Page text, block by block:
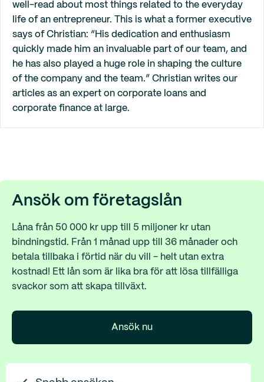
well-read about most things related to the everyday
life of an entrepreneur. This is what a former executive
says of Christian: “His dedication and enthusiasm
quickly made him an invaluable part of our team, and
he has also played a huge role in shaping the culture
of the company and the team.” Christian writes our
articles as an expert on corporate loans and
corporate finance at large.
Ansök om företagslån
Låna från 50 000 kr upp till 5 miljoner kr utan
bindningstid. Från 1 månad upp till 36 månader och
betala tillbaka i förtid när du vill - helt utan extra
kostnad! Ett lån som är lika bra för att lösa tillfälliga
svackor som att skapa tillväxt.
Ansök nu